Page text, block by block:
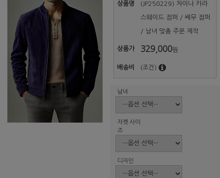
상품명 (JP250229) 차이나 카라
스웨이드 점퍼 / 쎄무 점퍼
/ 남녀 맞춤 주문 제작
상품가 329,000원
배송비 (조건)
남녀
자켓 사이
즈
디자인